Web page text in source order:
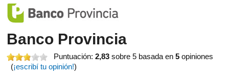
Banco Provincia
Puntuación:2,83 sobre 5 basada en5 opiniones
(¡escribí tu opinión!)